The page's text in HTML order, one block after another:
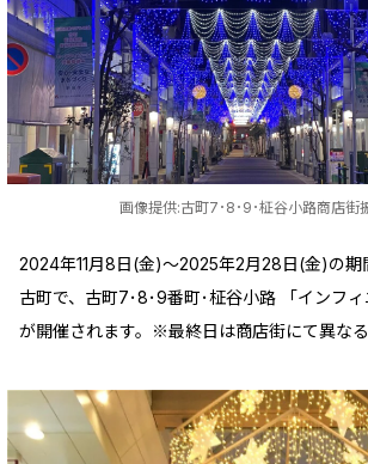
画像提供:古町7･8･9･柾谷小路商店街
2024年11月8日(金)～2025年2月28日(金)の期
古町で、古町7･8･9番町･柾谷小路 「インフィ
が開催されます。※最終日は商店街にて異なる